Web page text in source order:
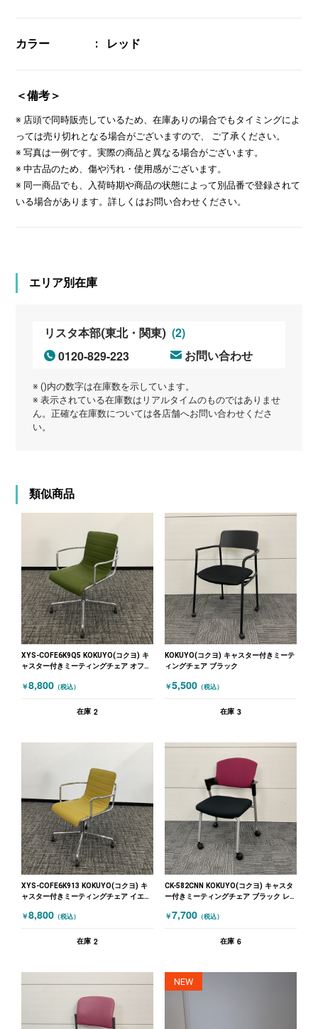
カラー レッド
＜備考＞
※ 店頭で同時販売しているため、在庫ありの場合でもタイミングによ
っては売り切れとなる場合がございますので、 ご了承ください。
※ 写真は一例です。実際の商品と異なる場合がございます。
※ 中古品のため、傷や汚れ・使用感がございます。
※ 同一商品でも、入荷時期や商品の状態によって別品番で登録されて
いる場合があります。詳しくはお問い合わせください。
エリア別在庫
リスタ本部(東北・関東) (2)
0120-829-223
お問い合わせ
※ ()内の数字は在庫数を示しています。
※ 表示されている在庫数はリアルタイムのものではありませ
ん。正確な在庫数については各店舗へお問い合わせくださ
い。
類似商品
XYS-COFE6K9Q5 KOKUYO(コクヨ) キ
ャスター付きミーティングチェア オフセ
￥8,800 （税込）
在庫 2
KOKUYO(コクヨ) キャスター付きミーテ
ィングチェア ブラック
￥5,500 （税込）
在庫 3
XYS-COFE6K913 KOKUYO(コクヨ) キ
ャスター付きミーティングチェア イエロ
￥8,800 （税込）
在庫 2
CK-582CNN KOKUYO(コクヨ) キャスタ
ー付きミーティングチェア ブラック レ
￥7,700 （税込）
在庫 6
NEW